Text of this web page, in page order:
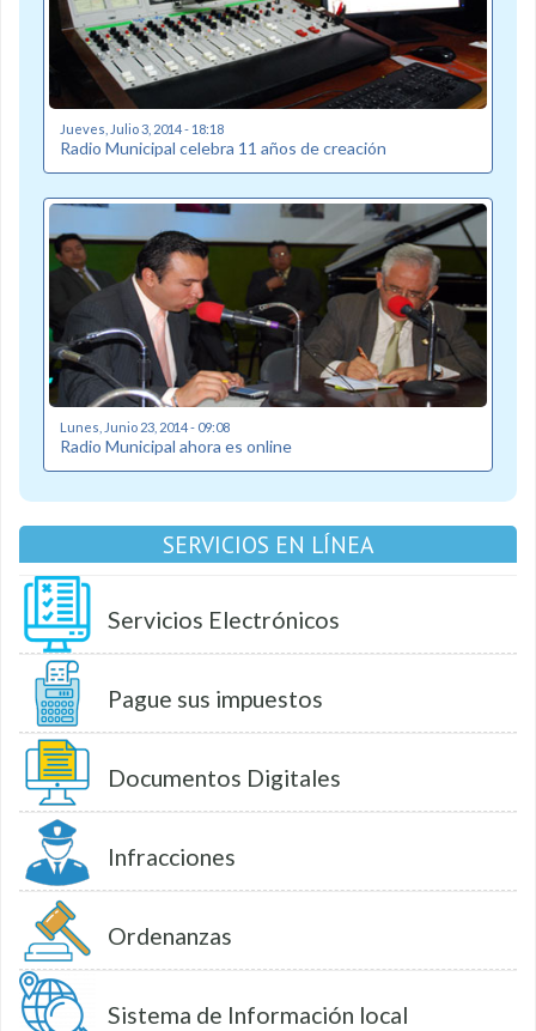
Jueves, Julio 3, 2014 - 18:18
Radio Municipal celebra 11 años de creación
Lunes, Junio 23, 2014 - 09:08
Radio Municipal ahora es online
SERVICIOS EN LÍNEA
Servicios Electrónicos
Pague sus impuestos
Documentos Digitales
Infracciones
Ordenanzas
Sistema de Información local